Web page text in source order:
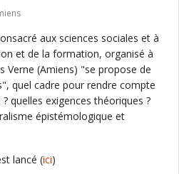
aux sciences sociales et à
et de la formation, organisé à
Verne (Amiens) "se propose de
quel cadre pour rendre compte
quelles exigences théoriques ?
épistémologique et
lancé (ici)